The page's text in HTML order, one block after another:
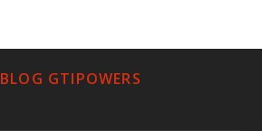
BLOG GTIPOWERS